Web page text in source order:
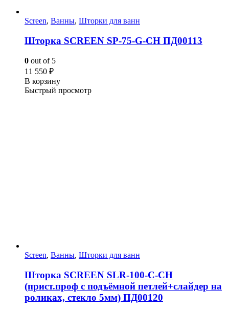
Screen, Ванны, Шторки для ванн
Шторка SCREEN SP-75-G-CH ПД00113
0 out of 5
11 550 ₽
В корзину
Быстрый просмотр
Screen, Ванны, Шторки для ванн
Шторка SCREEN SLR-100-C-CH
(прист.проф с подъёмной петлей+слайдер на
роликах, стекло 5мм) ПД00120